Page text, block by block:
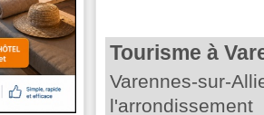
Tourisme à
Varennes-sur-